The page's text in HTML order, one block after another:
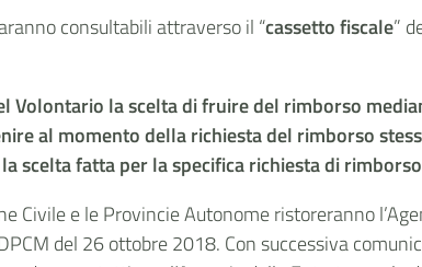
consultabili attraverso il “cassetto fiscale”
Volontario la scelta di fruire del rimborso
al momento della richiesta del rimborso
scelta fatta per la specifica richiesta di
Civile e le Provincie Autonome ristoreranno
del 26 ottobre 2018. Con successiva